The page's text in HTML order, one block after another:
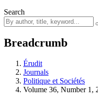
Search
Breadcrumb
Érudit
Journals
Politique et Sociétés
Volume 36, Number 1,